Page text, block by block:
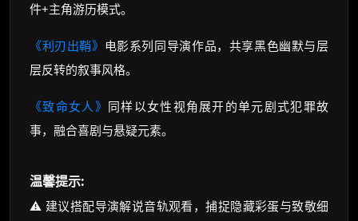
件+主角游历模式。
《利刃出鞘》 电影系列同导演作品，共享黑色幽默与层
层反转的叙事风格。
《致命女人》 同样以女性视角展开的单元剧式犯罪故
事，融合喜剧与悬疑元素。
温馨提示:
⚠️ 建议搭配导演解说音轨观看，捕捉隐藏彩蛋与致敬细